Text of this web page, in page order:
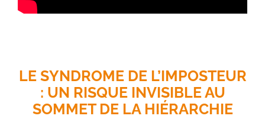
LE SYNDROME DE L’IMPOSTEUR
: UN RISQUE INVISIBLE AU
SOMMET DE LA HIÉRARCHIE